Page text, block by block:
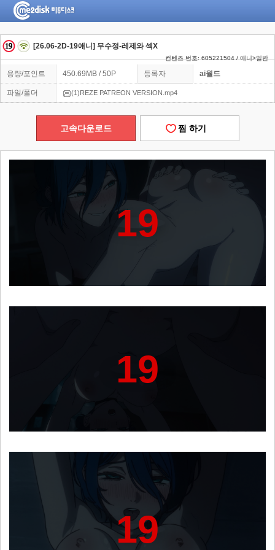
[26.06-2D-19애니] 무수정-레제와 섹X
컨텐츠 번호: 605221504 / 애니>일반
용량/포인트 450.69MB / 50P 등록자 ai월드
파일/폴더 (1)REZE PATREON VERSION.mp4
고속다운로드 찜 하기
19
19
19